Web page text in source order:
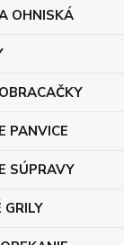
OHNISKÁ
PANVICE
SÚPRAVY